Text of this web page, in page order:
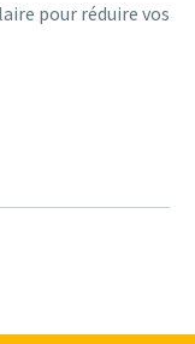
pour réduire vos